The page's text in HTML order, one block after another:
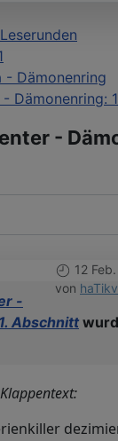
- Dämonenring
Dämonenring:
-
12
von
-
Abschnitt
Klappentext: